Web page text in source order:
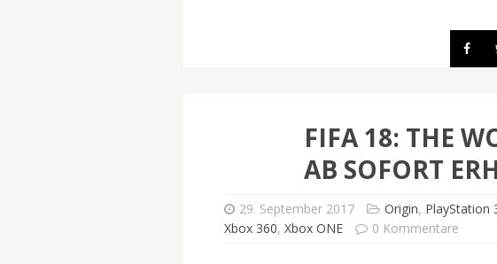
FIFA 18: THE
AB SOFORT
29. September 2017 Origin, PlayStation
Xbox 360, Xbox ONE 0 Kommentare